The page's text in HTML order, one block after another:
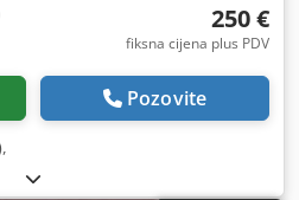
250 €
fiksna cijena plus PDV
Pozovite
,